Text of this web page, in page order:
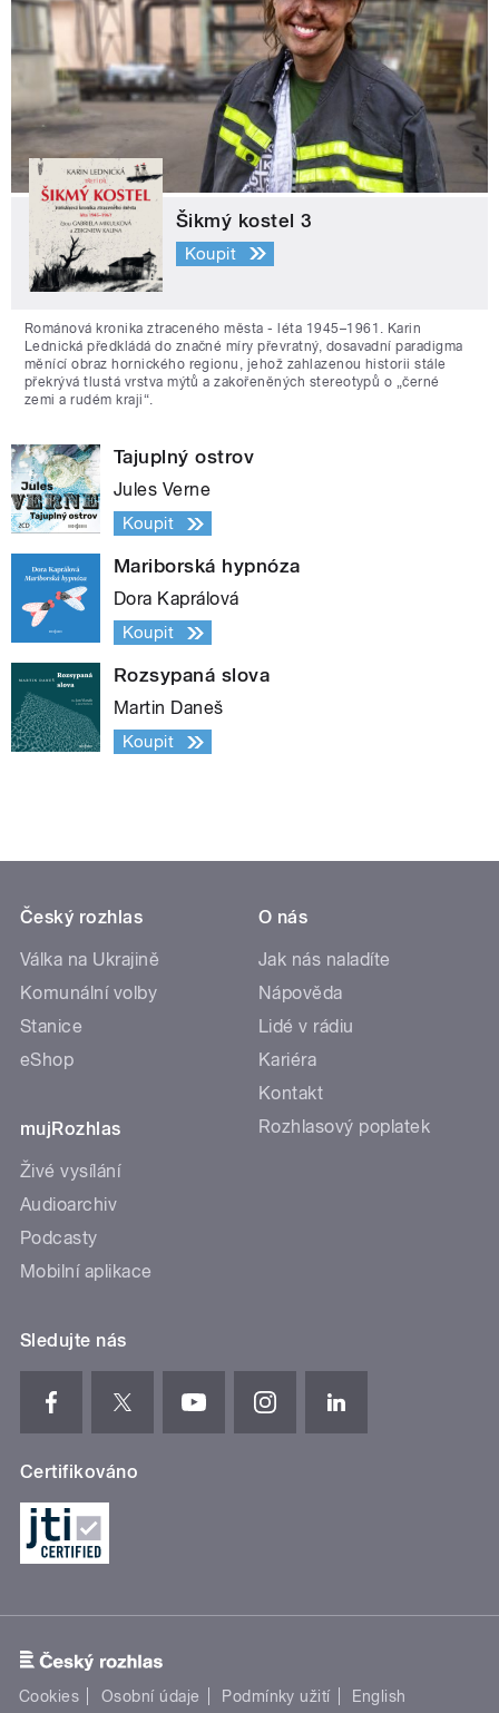
Šikmý kostel 3
Koupit
Románová kronika ztraceného města - léta 1945–1961. Karin
Lednická předkládá do značné míry převratný, dosavadní paradigma
měnící obraz hornického regionu, jehož zahlazenou historii stále
překrývá tlustá vrstva mýtů a zakořeněných stereotypů o „černé
zemi a rudém kraji“.
Tajuplný ostrov
Jules Verne
Koupit
Mariborská hypnóza
Dora Kaprálová
Koupit
Rozsypaná slova
Martin Daneš
Koupit
Český rozhlas
Válka na Ukrajině
Komunální volby
Stanice
eShop
mujRozhlas
Živé vysílání
Audioarchiv
Podcasty
Mobilní aplikace
O nás
Jak nás naladíte
Nápověda
Lidé v rádiu
Kariéra
Kontakt
Rozhlasový poplatek
Sledujte nás
Certifikováno
Cookies Osobní údaje Podmínky užití English